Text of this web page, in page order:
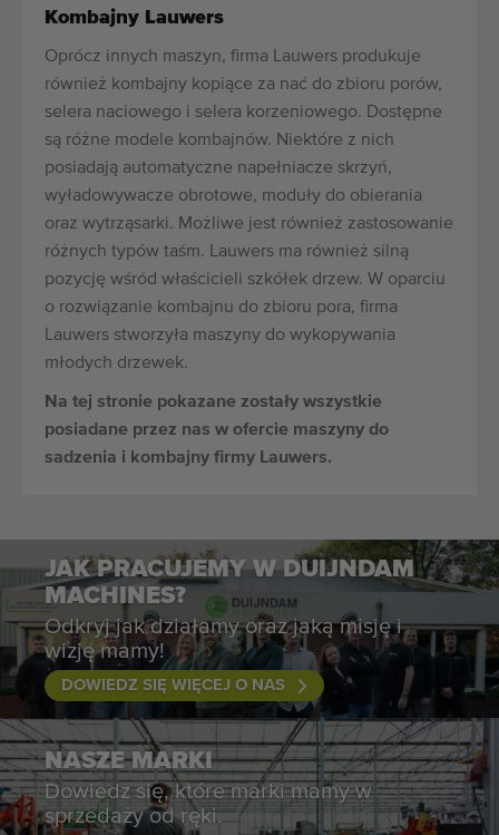
Kombajny Lauwers
Oprócz innych maszyn, firma Lauwers produkuje
również kombajny kopiące za nać do zbioru porów,
selera naciowego i selera korzeniowego. Dostępne
są różne modele kombajnów. Niektóre z nich
posiadają automatyczne napełniacze skrzyń,
wyładowywacze obrotowe, moduły do obierania
oraz wytrząsarki. Możliwe jest również zastosowanie
różnych typów taśm. Lauwers ma również silną
pozycję wśród właścicieli szkółek drzew. W oparciu
o rozwiązanie kombajnu do zbioru pora, firma
Lauwers stworzyła maszyny do wykopywania
młodych drzewek.
Na tej stronie pokazane zostały wszystkie
posiadane przez nas w ofercie maszyny do
sadzenia i kombajny firmy Lauwers.
JAK PRACUJEMY W DUIJNDAM
MACHINES?
Odkryj jak działamy oraz jaką misję i
wizję mamy!
DOWIEDZ SIĘ WIĘCEJ O NAS
NASZE MARKI
Dowiedz się, które marki mamy w
sprzedaży od ręki.